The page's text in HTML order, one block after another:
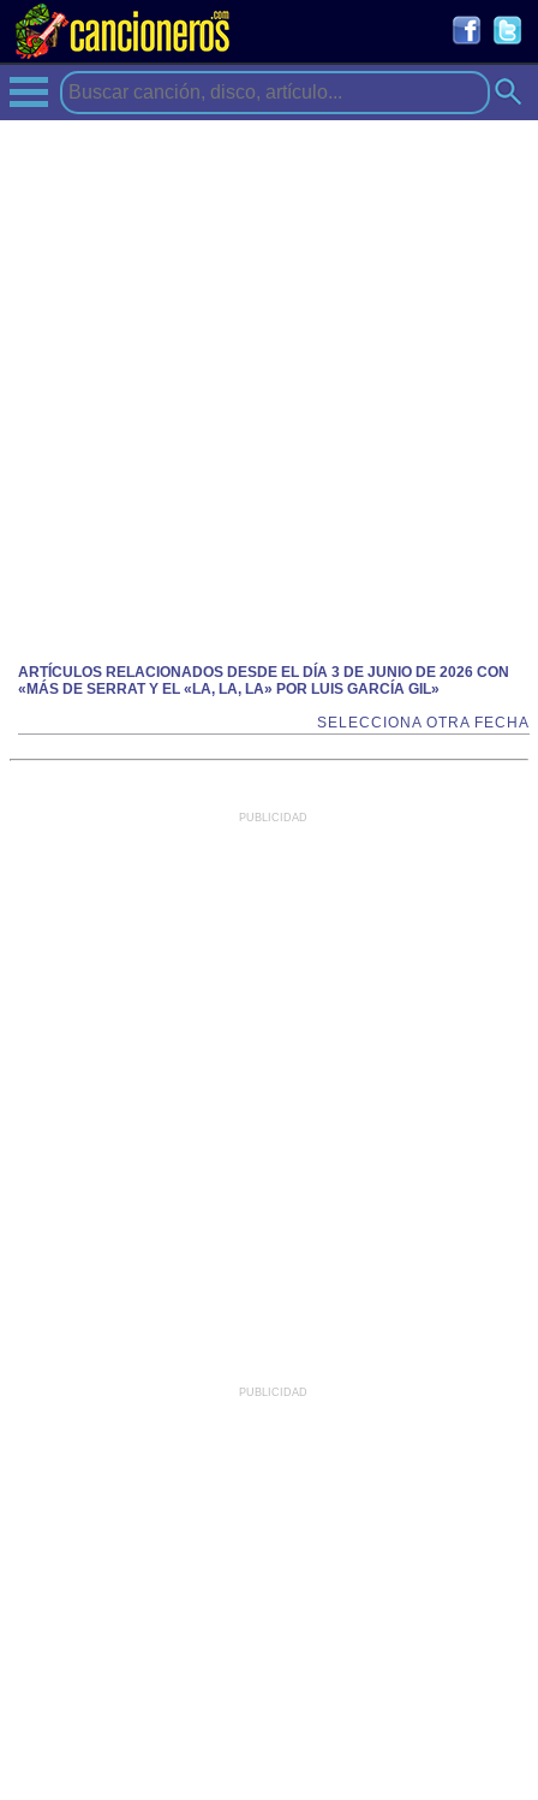
ARTÍCULOS RELACIONADOS DESDE EL DÍA 3 DE JUNIO DE 2026 CON
«MÁS DE SERRAT Y EL «LA, LA, LA» POR LUIS GARCÍA GIL»
SELECCIONA OTRA FECHA
PUBLICIDAD
PUBLICIDAD